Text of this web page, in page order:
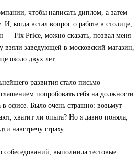
чтобы написать диплом, а затем
И, когда встал вопрос о работе в столице,
— Fix Price, можно сказать, позвал меня
взяли заведующей в московский магазин,
около двух лет.
развития стало письмо
попробовать себя на должности
в офисе. Было очень страшно: возьмут
хватит ли опыта? Но я давно поняла,
навстречу страху.
собеседований, выполнила тестовые